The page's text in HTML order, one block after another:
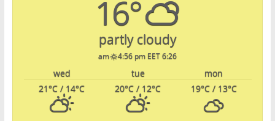
16°
partly cloudy
6:26 am
4:56 pm EET
mon
tue
wed
19°C/ 13°C
20°C / 12°C
21°C / 14°C